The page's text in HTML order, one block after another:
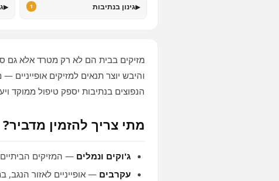
▸גינון בנתיבות 1
▸
מזיקים בבית הם לא רק מטרד אלא גם
והיבש יוצר תנאים למזיקים אופייניים
הנפוצים בנתיבות יספק טיפול ממוקד
מתי צריך להזמין מדביר?
ג'וקים ונמלים — המזיקים
עקרבים — אופייניים לאזור הנגב,